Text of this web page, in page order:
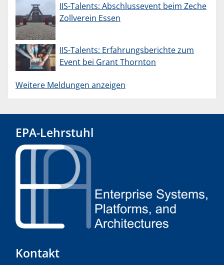
IIS-Talents: Abschlussevent beim Zeche
Zollverein Essen
IIS-Talents: Erfahrungsberichte zum
Event bei Grant Thornton
Weitere Meldungen anzeigen
EPA-Lehrstuhl
Kontakt